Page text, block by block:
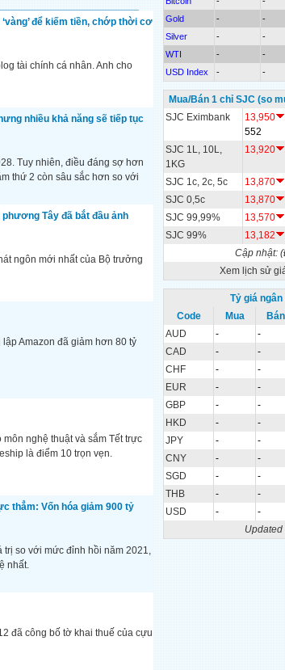
để kiếm tiền, chớp thời cơ
tài chính cá nhân. Anh cho
nhiều khả năng sẽ tiếp tục
Tuy nhiên, điều đáng sợ hơn
thứ 2 còn sâu sắc hơn so với
Tây đã bắt đầu ảnh
ngôn mới nhất của Bộ trưởng
Amazon đã giảm hơn 80 tỷ
nghệ thuật và sắm Tết trực
là điểm 10 trọn vẹn.
thẳm: Vốn hóa giảm 900 tỷ
trị so với mức đỉnh hồi năm 2021,
nhất.
đã công bố tờ khai thuế của cựu
Gold
- -
Silver
- -
WTI
- -
USD Index
- -
Mua/Bán 1 chỉ SJC (so
SJC Eximbank
13,950
552
SJC 1L, 10L,
1KG
13,920
SJC 1c, 2c, 5c 13,870
SJC 0,5c
13,870
SJC 99,99%
13,570
SJC 99%
13,182
Cập nhật:
Xem lịch sử
Tỷ giá
Code
Mua Bán
AUD
- -
CAD
- -
CHF
- -
EUR
- -
GBP
- -
HKD
- -
JPY
- -
CNY
- -
SGD
- -
THB
- -
USD
- -
Updated